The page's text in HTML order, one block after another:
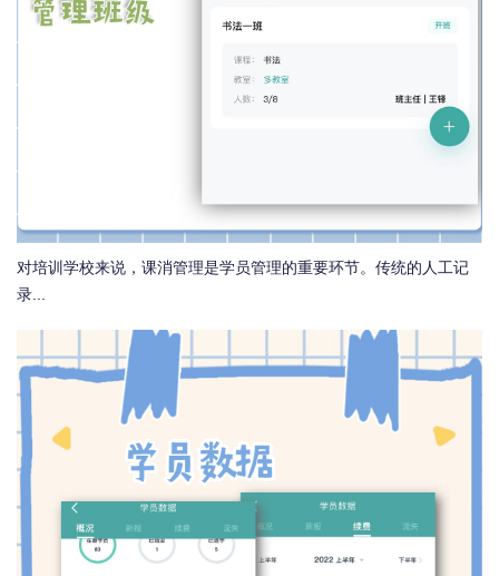
对培训学校来说，课消管理是学员管理的重要环节。传统的人工记
录...